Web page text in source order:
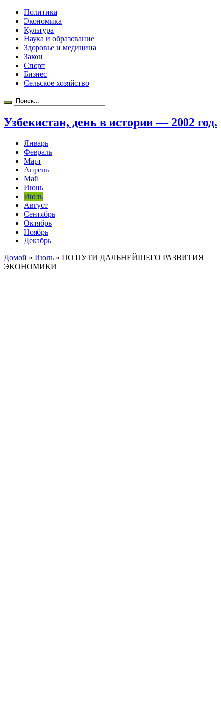
Политика
Экономика
Культура
Наука и образование
Здоровье и медицина
Закон
Спорт
Бизнес
Сельское хозяйство
Узбекистан, день в истории — 2002 год.
Январь
Февраль
Март
Апрель
Май
Июнь
Июль
Август
Сентябрь
Октябрь
Ноябрь
Декабрь
Домой » Июль » ПО ПУТИ ДАЛЬНЕЙШЕГО РАЗВИТИЯ
ЭКОНОМИКИ